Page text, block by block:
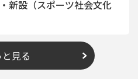
新設（スポーツ社会文化
見る